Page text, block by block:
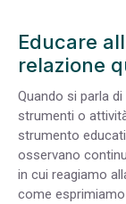
Educare
relazione
Quando si parla
strumenti o
strumento
osservano
in cui reagiamo
come